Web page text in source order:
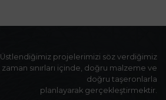
Üstlendiğimiz projelerimizi söz verdiğimiz
zaman sınırları içinde, doğru malzeme ve
doğru taşeronlarla
planlayarak gerçekleştirmektir.